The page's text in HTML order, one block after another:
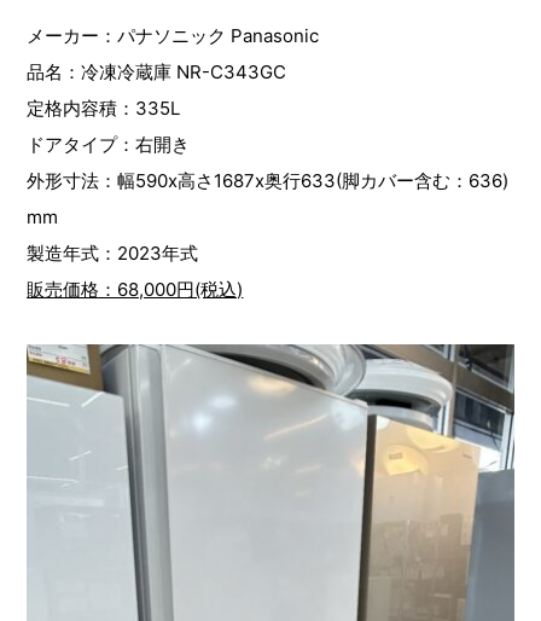
メーカー：パナソニック Panasonic
品名：冷凍冷蔵庫 NR-C343GC
定格内容積：335L
ドアタイプ：右開き
外形寸法：幅590x高さ1687x奥行633(脚カバー含む：636)
mm
製造年式：2023年式
販売価格：68,000円(税込)